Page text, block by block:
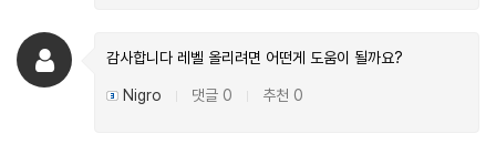
감사합니다 레벨 올리려면 어떤게 도움이 될까요?
Nigro 댓글 0 추천 0